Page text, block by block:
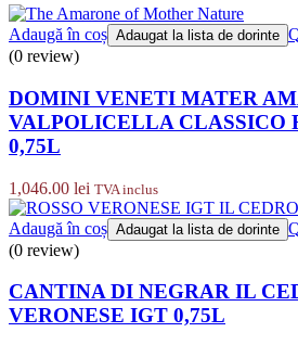
Adaugă în coș Adaugat la lista de dorinte
(0 review)
DOMINI VENETI MATER
VALPOLICELLA CLASSICO
0,75L
1,046.00 lei TVA inclus
Adaugă în coș Adaugat la lista de dorinte
(0 review)
CANTINA DI NEGRAR IL
VERONESE IGT 0,75L